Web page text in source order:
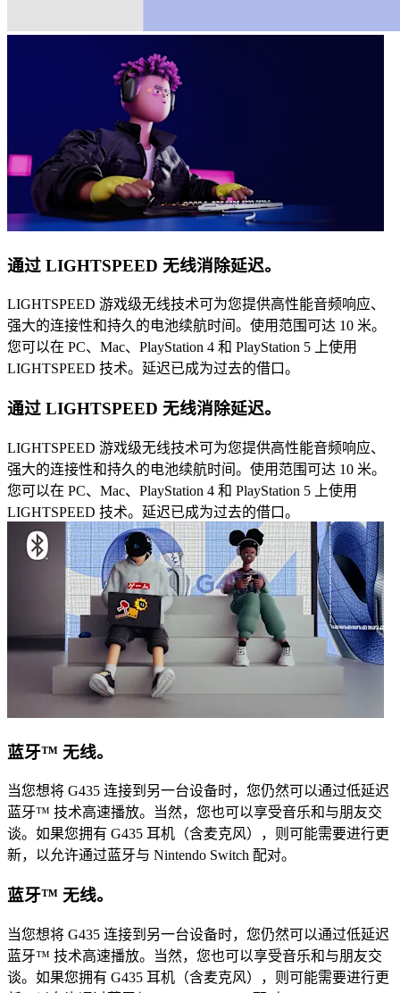
通过 LIGHTSPEED 无线消除延迟。
LIGHTSPEED 游戏级无线技术可为您提供高性能音频响应、
强大的连接性和持久的电池续航时间。使用范围可达 10 米。
您可以在 PC、Mac、PlayStation 4 和 PlayStation 5 上使用
LIGHTSPEED 技术。延迟已成为过去的借口。
通过 LIGHTSPEED 无线消除延迟。
LIGHTSPEED 游戏级无线技术可为您提供高性能音频响应、
强大的连接性和持久的电池续航时间。使用范围可达 10 米。
您可以在 PC、Mac、PlayStation 4 和 PlayStation 5 上使用
LIGHTSPEED 技术。延迟已成为过去的借口。
蓝牙™ 无线。
当您想将 G435 连接到另一台设备时，您仍然可以通过低延迟
蓝牙™ 技术高速播放。当然，您也可以享受音乐和与朋友交
谈。如果您拥有 G435 耳机（含麦克风），则可能需要进行更
新，以允许通过蓝牙与 Nintendo Switch 配对。
蓝牙™ 无线。
当您想将 G435 连接到另一台设备时，您仍然可以通过低延迟
蓝牙™ 技术高速播放。当然，您也可以享受音乐和与朋友交
谈。如果您拥有 G435 耳机（含麦克风），则可能需要进行更